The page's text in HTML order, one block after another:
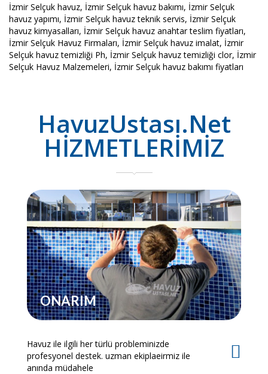
İzmir Selçuk havuz, İzmir Selçuk havuz bakımı, İzmir Selçuk
havuz yapımı, İzmir Selçuk havuz teknik servis, İzmir Selçuk
havuz kimyasalları, İzmir Selçuk havuz anahtar teslim fiyatları,
İzmir Selçuk Havuz Firmaları, İzmir Selçuk havuz imalat, İzmir
Selçuk havuz temizliği Ph, İzmir Selçuk havuz temizliği clor, İzmir
Selçuk Havuz Malzemeleri, İzmir Selçuk havuz bakımı fiyatları
HavuzUstası.Net
HİZMETLERİMİZ
ONARIM
Havuz ile ilgili her türlü probleminizde
profesyonel destek. uzman ekiplaeirmiz ile
anında müdahele